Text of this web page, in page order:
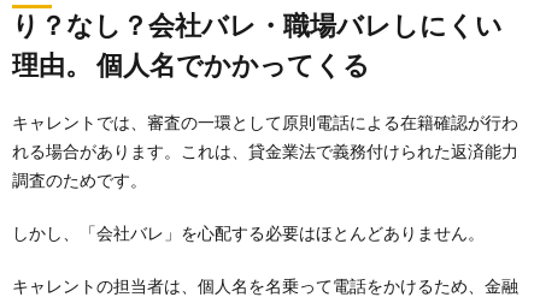
り？なし？会社バレ・職場バレしにくい
理由。 個人名でかかってくる
キャレントでは、審査の一環として原則電話による在籍確認が行わ
れる場合があります。これは、貸金業法で義務付けられた返済能力
調査のためです。
しかし、「会社バレ」を心配する必要はほとんどありません。
キャレントの担当者は、個人名を名乗って電話をかけるため、金融